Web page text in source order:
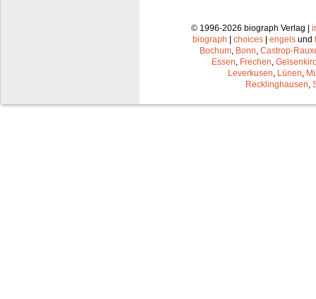
© 1996-2026 biograph Verlag |
biograph
choices engels und
Bochum, Bonn, Castrop-
Essen, Frechen,
Leverkusen, Lünen,
Recklinghausen,